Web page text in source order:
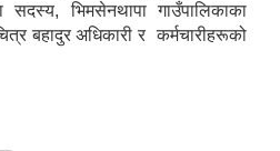
सदस्य, भिमसेनथापा गाउँपालिकाका
बहादुर अधिकारी र कर्मचारीहरूको